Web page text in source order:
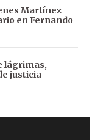
Martínez
en Fernando
lágrimas,
justicia